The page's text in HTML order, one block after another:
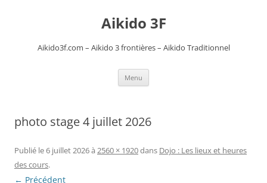
Aikido 3F
Aikido3f.com – Aikido 3 frontières – Aikido Traditionnel
Menu
photo stage 4 juillet 2026
Publié le6 juillet 2026à 2560 × 1920dans Dojo : Les lieux et heures
des cours.
← Précédent